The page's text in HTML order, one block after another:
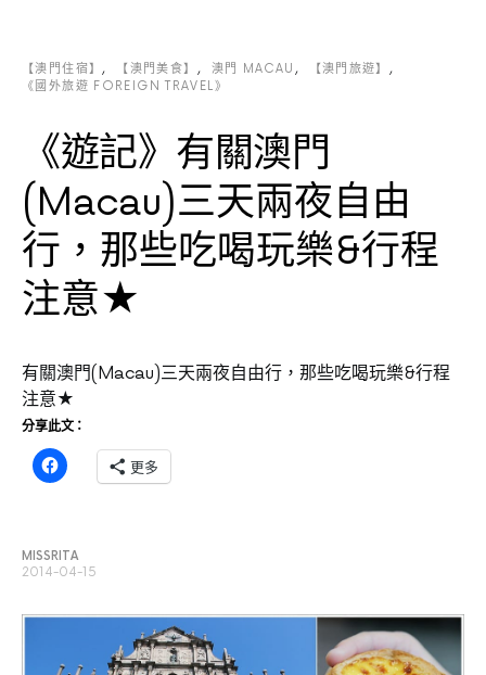
【澳門住宿】 【澳門美食】 澳門 MACAU
【澳門旅遊】
《國外旅遊 FOREIGN TRAVEL》
《遊記》有關澳門
(Macau)三天兩夜自由
行，那些吃喝玩樂&行程
注意★
有關澳門(Macau)三天兩夜自由行，那些吃喝玩樂&行程
注意★
分享此文：
更多
MISSRITA
2014-04-15